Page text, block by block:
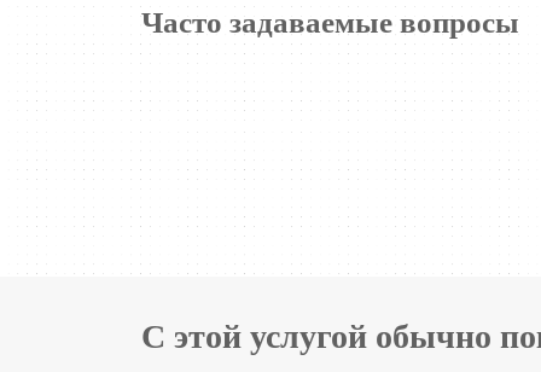
Часто задаваемые вопросы
С этой услугой обычно